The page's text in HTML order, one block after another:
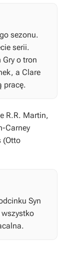
sezonu.
serii.
Gry o tron
a Clare
pracę.
R.R. Martin,
Carney
(Otto
Syn
wszystko